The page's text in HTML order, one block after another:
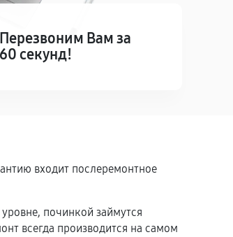
Перезвоним Вам за
60 секунд!
входит послеремонтное
починкой займутся
всегда производится на самом